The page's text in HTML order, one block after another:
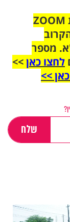
הצטרפו לקבוצת הוואטסאפ לקראת ZOOM
מספר
לחצו כאן>>
>>